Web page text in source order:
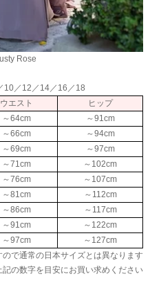
Rose
10／12／14／16／18
ウエスト
ヒップ
～64cm
～91cm
～66cm
～94cm
～69cm
～97cm
～71cm
～102cm
～76cm
～107cm
～81cm
～112cm
～86cm
～117cm
～91cm
～122cm
～97cm
～127cm
で通常の日本サイズとは異なります
記の数字を目安にお買い求めください